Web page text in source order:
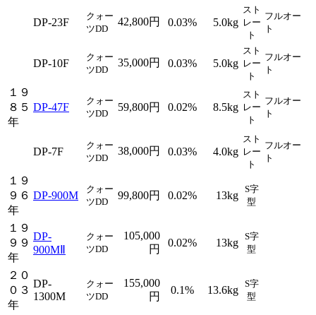
DP-23F
クォー
ツDD
42,800円 0.03% 5.0kg
スト
レー
ト
フルオー
ト
DP-10F
クォー
ツDD
35,000円 0.03% 5.0kg
スト
レー
ト
フルオー
ト
１９
８５
年
DP-47F
クォー
ツDD
59,800円 0.02% 8.5kg
スト
レー
ト
フルオー
ト
DP-7F
クォー
ツDD
38,000円 0.03% 4.0kg
スト
レー
ト
フルオー
ト
１９
９６
年
DP-900M
クォー
ツDD
99,800円 0.02% 13kg
S字
型
１９
９９
年
DP-
900MⅡ
クォー
ツDD
105,000
円
0.02% 13kg
S字
型
２０
０３
年
DP-
1300M
クォー
ツDD
155,000
円
0.1% 13.6kg
S字
型